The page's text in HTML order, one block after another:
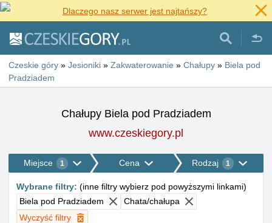
Dlaczego nasz serwer jest najtańszy?
Czeskie góry » Jesioniki » Zakwaterowanie » Chałupy » Biela pod
Pradziadem
Chałupy Biela pod Pradziadem
www.czeskiegory.pl
Miejsce 1 Cena Rodzaj 1
Wybrane filtry: (inne filtry wybierz pod powyższymi linkami)
Biela pod Pradziadem
Chata/chałupa
Wyczyść filtry